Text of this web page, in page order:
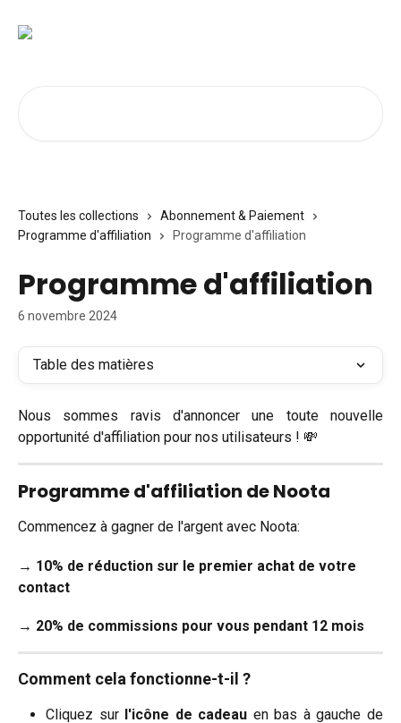
Toutes les collections
Abonnement & Paiement
Programme d'affiliation
Programme d'affiliation
Programme d'affiliation
6 novembre 2024
Table des matières
Nous sommes ravis d'annoncer une toute nouvelle
opportunité d'affiliation pour nos utilisateurs ! 💸
Programme d'affiliation de Noota
Commencez à gagner de l'argent avec Noota:
→ 10% de réduction sur le premier achat de votre
contact
→ 20% de commissions pour vous pendant 12 mois
Comment cela fonctionne-t-il ?
Cliquez sur l'icône de cadeau en bas à gauche de